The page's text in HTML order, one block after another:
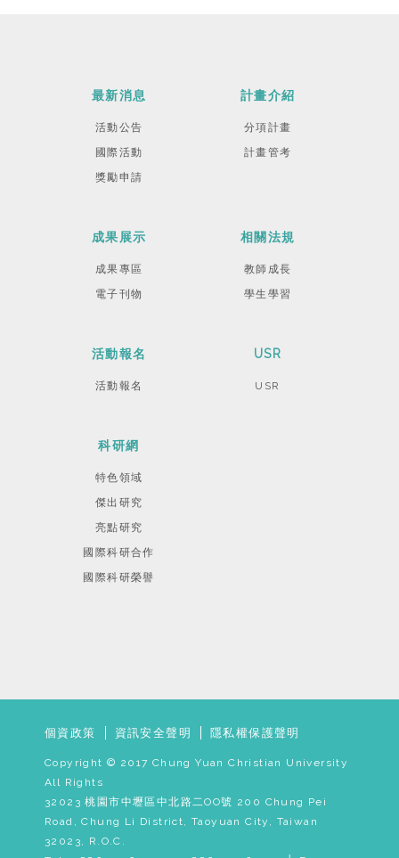
最新消息
活動公告
國際活動
獎勵申請
計畫介紹
分項計畫
計畫管考
成果展示
成果專區
電子刊物
相關法規
教師成長
學生學習
活動報名
活動報名
USR
USR
科研網
特色領域
傑出研究
亮點研究
國際科研合作
國際科研榮譽
個資政策 資訊安全聲明 隱私權保護聲明
Copyright © 2017 Chung Yuan Christian University
All Rights
32023 桃園市中壢區中北路二OO號 200 Chung Pei
Road, Chung Li District, Taoyuan City, Taiwan
32023, R.O.C.